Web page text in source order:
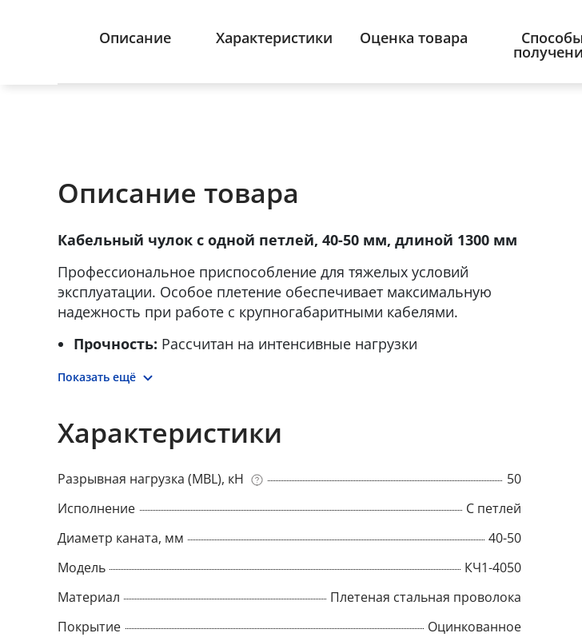
Описание Характеристики Оценка товара Способы
Описание товара
Кабельный чулок с одной петлей, 40-50 мм, длиной 1300 мм
Профессиональное приспособление для тяжелых условий
эксплуатации. Особое плетение обеспечивает максимальную
надежность при работе с крупногабаритными кабелями.
Прочность: Рассчитан на интенсивные нагрузки
Гибкость:Сохраняет эластичность при низких температурах
энергетика
службы
Показать ещё
Характеристики
Разрывная нагрузка (MBL), кН
50
Исполнение
С петлей
Диаметр каната, мм
40-50
Модель
КЧ1-4050
Материал
Плетеная стальная проволока
Покрытие
Оцинкованное